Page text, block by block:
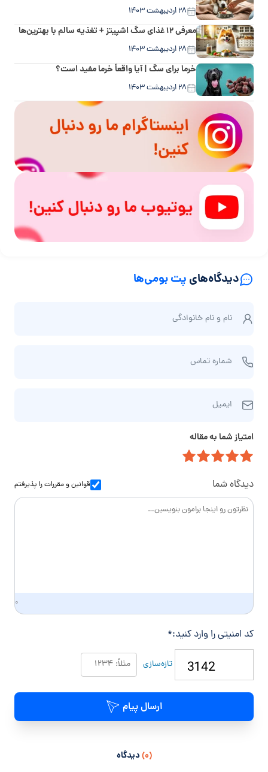
۲۸ اردیبهشت ۱۴۰۳
معرفی ۱۲ غذای سگ اشپیتز + تغذیه سالم با بهترین‌ها
۲۸ اردیبهشت ۱۴۰۳
خرما برای سگ | آیا واقعاً خرما مفید است؟
۲۸ اردیبهشت ۱۴۰۳
دیدگاه‌های پت بومی‌ها
ا
و
م‌
ا
ن
و
ا
د
گ
نام و نام‌ خانوادگی
م
ر
ا
شماره تماس
ی
ی
ل
ایمیل
امتیاز شما به مقاله
دیدگاه شما قوانین و مقرراترا پذیرفتم
۰
کد امنیتی را وارد کنید:*
تازه‌سازی
ارسال پیام
(۰) دیدگاه